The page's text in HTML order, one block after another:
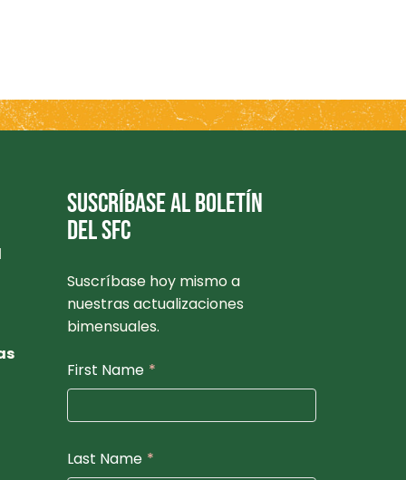
SUSCRÍBASE AL BOLETÍN
DEL SFC
Suscríbase hoy mismo a
nuestras actualizaciones
bimensuales.
First Name *
Last Name *